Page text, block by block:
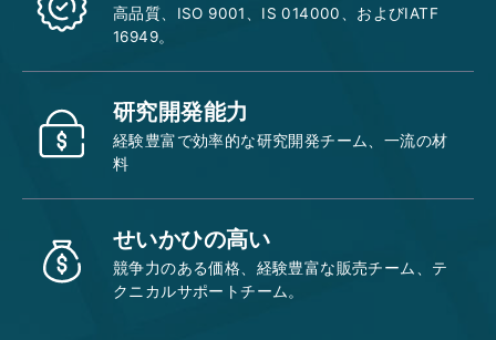
高品質、ISO 9001、IS 014000、およびIATF
16949。
研究開発能力
経験豊富で効率的な研究開発チーム、一流の材
料
せいかひの高い
競争力のある価格、経験豊富な販売チーム、テ
クニカルサポートチーム。